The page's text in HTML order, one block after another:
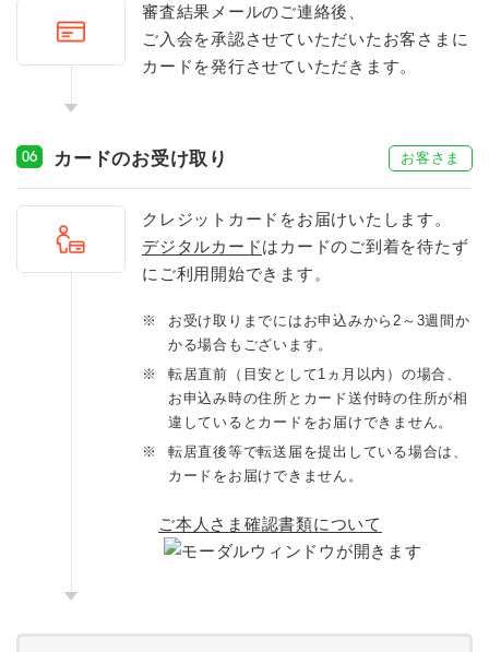
審査結果メールのご連絡後、
ご入会を承認させていただいたお客さまに
カードを発行させていただきます。
06 カードのお受け取り お客さま
クレジットカードをお届けいたします。
デジタルカードはカードのご到着を待たず
にご利用開始できます。
※
お受け取りまでにはお申込みから2～3週間か
かる場合もございます。
※
転居直前（目安として1ヵ月以内）の場合、
お申込み時の住所とカード送付時の住所が相
違しているとカードをお届けできません。
※
転居直後等で転送届を提出している場合は、
カードをお届けできません。
ご本人さま確認書類について